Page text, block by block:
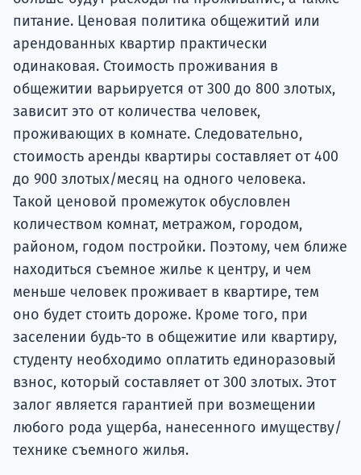
питание. Ценовая политика общежитий или
арендованных квартир практически
одинаковая. Стоимость проживания в
общежитии варьируется от 300 до 800 злотых,
зависит это от количества человек,
проживающих в комнате. Следовательно,
стоимость аренды квартиры составляет от 400
до 900 злотых/месяц на одного человека.
Такой ценовой промежуток обусловлен
количеством комнат, метражом, городом,
районом, годом постройки. Поэтому, чем ближе
находиться съемное жилье к центру, и чем
меньше человек проживает в квартире, тем
оно будет стоить дороже. Кроме того, при
заселении будь-то в общежитие или квартиру,
студенту необходимо оплатить единоразовый
взнос, который составляет от 300 злотых. Этот
залог является гарантией при возмещении
любого рода ущерба, нанесенного имуществу/
технике съемного жилья.